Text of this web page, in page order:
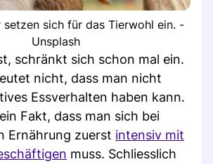
setzen sich für das Tierwohl ein. -
Unsplash
schränkt sich schon mal ein.
nicht, dass man nicht
Essverhalten haben kann.
Fakt, dass man sich bei
Ernährung zuerst intensiv mit
muss. Schliesslich